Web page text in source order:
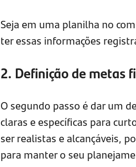
Seja em uma planilha no
ter essas informações
2. Definição de metas
O segundo passo é dar um
claras e específicas para
ser realistas e alcançáveis,
para manter o seu